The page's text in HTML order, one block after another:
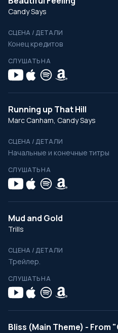
Candy Says
СЦЕНА / ДЕТАЛИ
Конец кредитов
СЛУШАТЬ НА
Running up That Hill
Marc Canham, Candy Says
СЦЕНА / ДЕТАЛИ
Начальные и конечные титры
СЛУШАТЬ НА
Mud and Gold
Trills
СЦЕНА / ДЕТАЛИ
Трейлер.
СЛУШАТЬ НА
Bliss (Main Theme) - From